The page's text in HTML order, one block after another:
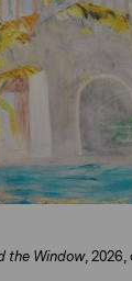
the Window, 2026,